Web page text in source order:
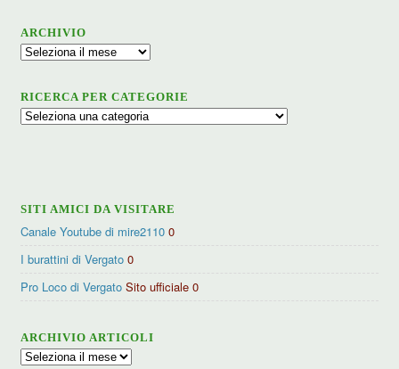
ARCHIVIO
Archivio
RICERCA PER CATEGORIE
Ricerca
SITI AMICI DA VISITARE
Canale Youtube di mire2110 0
I burattini di Vergato 0
Pro Loco di Vergato Sito ufficiale 0
ARCHIVIO ARTICOLI
Archivio